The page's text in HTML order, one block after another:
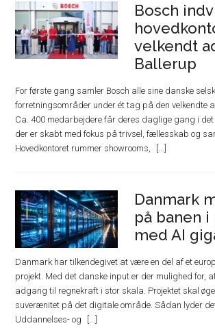
Bosch
velkendt
Ballerup
For første gang samler Bosch alle sine danske
forretningsområder under ét tag på den velkendte
Ca. 400 medarbejdere får deres daglige gang i det
der er skabt med fokus på trivsel, fællesskab og
Hovedkontoret rummer showrooms,
Danmark
på banen
med AI
Danmark har tilkendegivet at være en del af et
projekt. Med det danske input er der mulighed for,
adgang til regnekraft i stor skala. Projektet skal
suverænitet på det digitale område. Sådan lyder
Uddannelses- og